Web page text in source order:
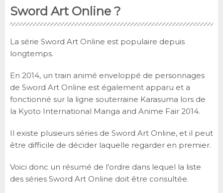
Sword Art Online ?
La série Sword Art Online est populaire depuis
longtemps.
En 2014, un train animé enveloppé de personnages
de Sword Art Online est également apparu et a
fonctionné sur la ligne souterraine Karasuma lors de
la Kyoto International Manga and Anime Fair 2014.
Il existe plusieurs séries de Sword Art Online, et il peut
être difficile de décider laquelle regarder en premier.
Voici donc un résumé de l'ordre dans lequel la liste
des séries Sword Art Online doit être consultée.